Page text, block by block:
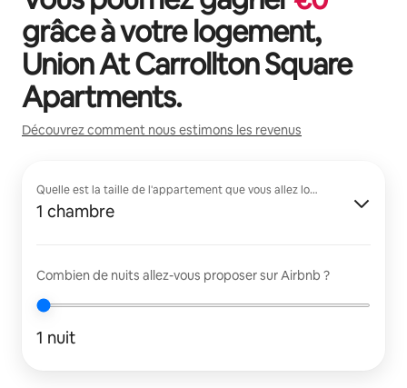
grâce à votre logement,
Union At Carrollton Square
Apartments.
Découvrez comment nous estimons les revenus
Quelle est la taille de l'appartement que vous allez louer ?
1 chambre
Combien de nuits allez-vous proposer sur Airbnb ?
1 nuit